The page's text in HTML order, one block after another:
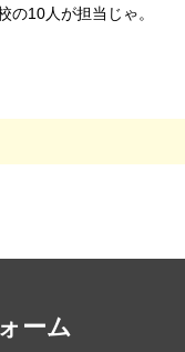
の10人が担当じゃ。
ーム